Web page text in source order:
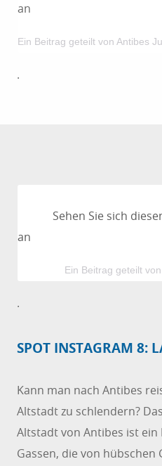
an
.
Sehen Sie sich
an
Ein Beitrag geteilt
.
SPOT INSTAGRAM 8:
Kann man nach Antibes
Altstadt zu schlendern?
Altstadt von Antibes ist
Gassen, die von hübschen